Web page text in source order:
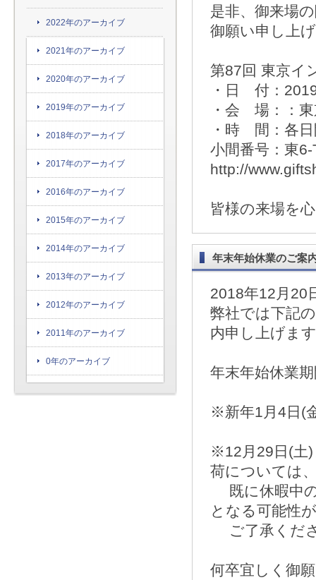
是非、御来場
御願い申し上
第87回 東京イ
・日 付：
・会 場：：
・時 間：各
小間番号：東
http://
皆様の来場を
年末年始休業のご案
2018年12月20
弊社では下記
内申し上げま
年末年始休業
※新年1月4日(
※12月29日(土)
荷については
既に休暇中の
となる可能性
ご了承くだ
何卒宜しく御
2022年のアーカイブ
2021年のアーカイブ
2020年のアーカイブ
2019年のアーカイブ
2018年のアーカイブ
2017年のアーカイブ
2016年のアーカイブ
2015年のアーカイブ
2014年のアーカイブ
2013年のアーカイブ
2012年のアーカイブ
2011年のアーカイブ
0年のアーカイブ